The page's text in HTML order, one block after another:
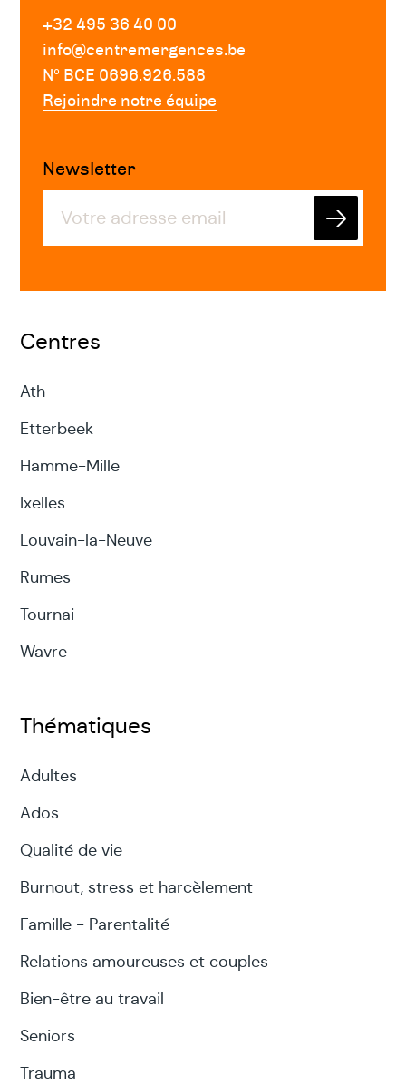
+32 495 36 40 00
info@centremergences.be
Nº BCE 0696.926.588
Rejoindre notre équipe
Newsletter
Centres
Ath
Etterbeek
Hamme-Mille
Ixelles
Louvain-la-Neuve
Rumes
Tournai
Wavre
Thématiques
Adultes
Ados
Qualité de vie
Burnout, stress et harcèlement
Famille - Parentalité
Relations amoureuses et couples
Bien-être au travail
Seniors
Trauma